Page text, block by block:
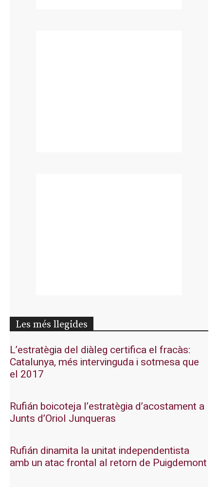
Les més llegides
L’estratègia del diàleg certifica el fracàs:
Catalunya, més intervinguda i sotmesa que
el 2017
Rufián boicoteja l’estratègia d’acostament a
Junts d’Oriol Junqueras
Rufián dinamita la unitat independentista
amb un atac frontal al retorn de Puigdemont